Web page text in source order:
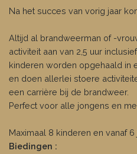
Na het succes van vorig jaar
Altijd al brandweerman of -
activiteit aan van 2,5 uur
kinderen worden opgehaald in
en doen allerlei stoere
een carrière bij de brandweer.
Perfect voor alle jongens en
Maximaal 8 kinderen en vanaf 6
Biedingen :